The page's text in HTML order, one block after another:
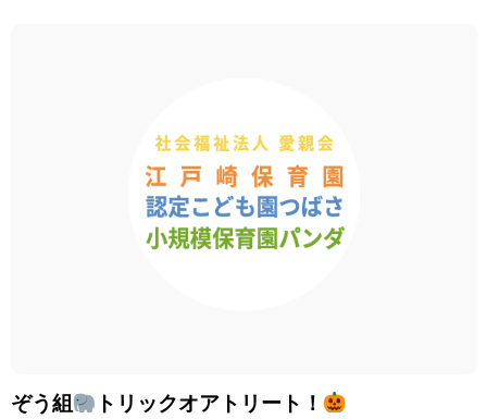
ぞう組 トリックオアトリート！